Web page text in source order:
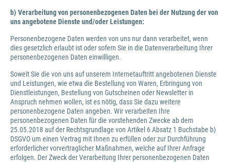
b) Verarbeitung von personenbezogenen Daten bei der Nutzung der von
uns angebotene Dienste und/oder Leistungen:
Personenbezogene Daten werden von uns nur dann verarbeitet, wenn
dies gesetzlich erlaubt ist oder sofern Sie in die Datenverarbeitung Ihrer
personenbezogenen Daten einwilligen.
Soweit Sie die von uns auf unserem Internetauftritt angebotenen Dienste
und Leistungen, wie etwa die Bestellung von Waren, Erbringung von
Dienstleistungen, Bestellung von Gutscheinen oder Newsletter in
Anspruch nehmen wollen, ist es nötig, dass Sie dazu weitere
personenbezogene Daten angeben. Wir verarbeiten Ihre
personenbezogenen Daten für die vorstehenden Zwecke ab dem
25.05.2018 auf der Rechtsgrundlage von Artikel 6 Absatz 1 Buchstabe b)
DSGVO um einen Vertrag mit Ihnen zu erfüllen oder zur Durchführung
erforderlicher vorvertraglicher Maßnahmen, welche auf Ihrer Anfrage
erfolgen. Der Zweck der Verarbeitung Ihrer personenbezogenen Daten